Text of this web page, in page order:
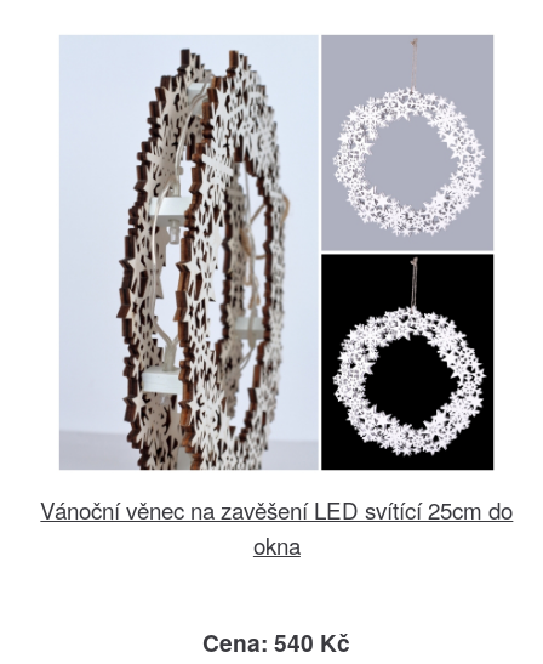
Vánoční věnec na zavěšení LED svítící 25cm do
okna
Cena: 540 Kč